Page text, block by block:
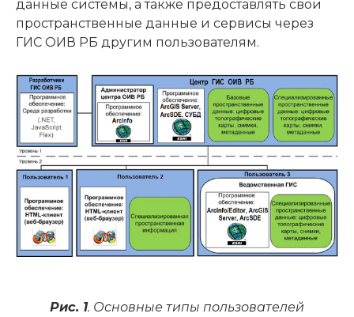
данные системы, а также предоставлять свои
пространственные данные и сервисы через
ГИС ОИВ РБ другим пользователям.
Рис. 1. Основные типы пользователей